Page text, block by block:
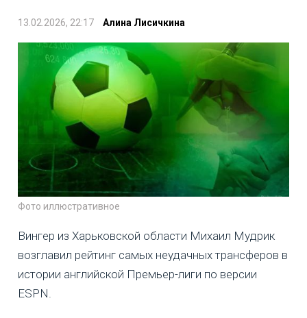
13.02.2026, 22:17 Алина Лисичкина
Фото иллюстративное
Вингер из Харьковской области Михаил Мудрик
возглавил рейтинг самых неудачных трансферов в
истории английской Премьер-лиги по версии
ESPN.